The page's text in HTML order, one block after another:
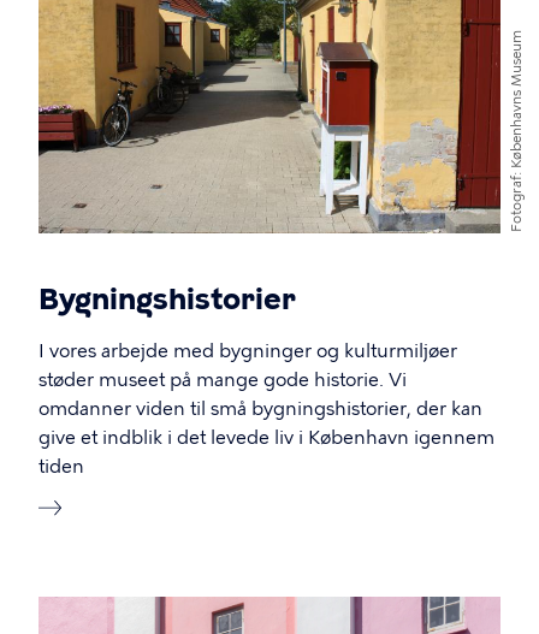
Fotograf
Københavns Museum
Bygningshistorier
I vores arbejde med bygninger og kulturmiljøer
støder museet på mange gode historie. Vi
omdanner viden til små bygningshistorier, der kan
give et indblik i det levede liv i København igennem
tiden